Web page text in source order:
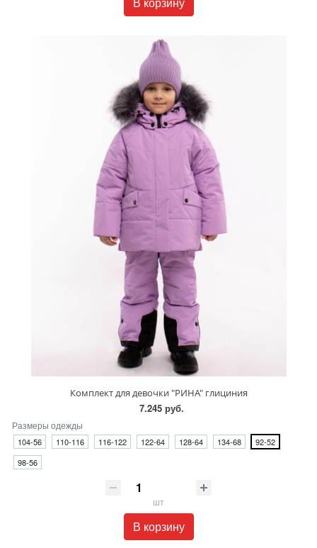
Комплект для девочки "РИНА" глициния
7.245 руб.
Размеры одежды
104-56 110-116 116-122 122-64 128-64 134-68
92-52
98-56
шт
В корзину